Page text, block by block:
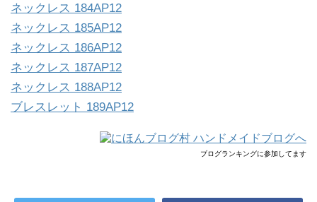
ネックレス 184AP12
ネックレス 185AP12
ネックレス 186AP12
ネックレス 187AP12
ネックレス 188AP12
ブレスレット 189AP12
ブログランキングに参加してます